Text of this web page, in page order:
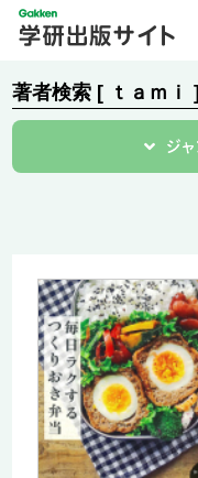
著者検索 [ ｔａｍｉ ]